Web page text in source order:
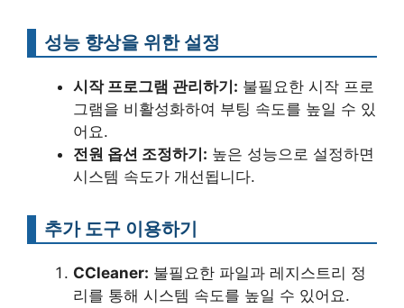
성능 향상을 위한 설정
시작 프로그램 관리하기: 불필요한 시작 프로
그램을 비활성화하여 부팅 속도를 높일 수 있
어요.
전원 옵션 조정하기: 높은 성능으로 설정하면
시스템 속도가 개선됩니다.
추가 도구 이용하기
CCleaner: 불필요한 파일과 레지스트리 정
리를 통해 시스템 속도를 높일 수 있어요.